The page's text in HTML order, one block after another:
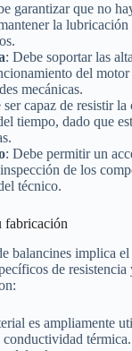
garantizar que no
la lubricación
: Debe soportar las
del
mecánicas.
ser capaz de resistir
tiempo, dado que
: Debe permitir un
de los
técnico.
fabricación
balancines implica el
de
es ampliamente
conductividad